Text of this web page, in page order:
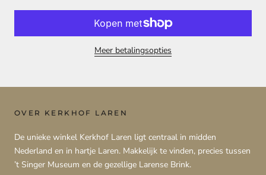
Meer betalingsopties
OVER KERKHOF LAREN
De unieke winkel Kerkhof Laren ligt centraal in midden
Nederland en in hartje Laren. Makkelijk te vinden, precies tussen
’t Singer Museum en de gezellige Larense Brink.